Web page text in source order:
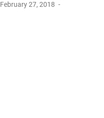
February 27, 2018